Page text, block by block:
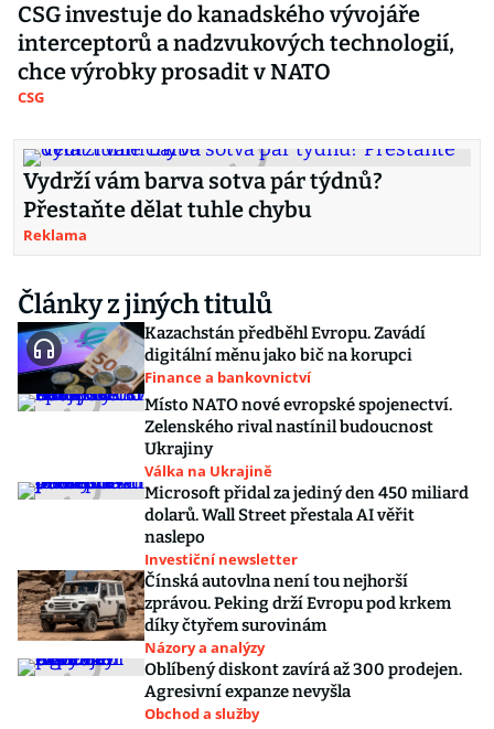
CSG investuje do kanadského vývojáře
interceptorů a nadzvukových technologií,
chce výrobky prosadit v NATO
CSG
Vydrží vám barva sotva pár týdnů?
Přestaňte dělat tuhle chybu
Reklama
Články z jiných titulů
Kazachstán předběhl Evropu. Zavádí
digitální měnu jako bič na korupci
Finance a bankovnictví
Místo NATO nové evropské spojenectví.
Zelenského rival nastínil budoucnost
Ukrajiny
Válka na Ukrajině
Microsoft přidal za jediný den 450 miliard
dolarů. Wall Street přestala AI věřit
naslepo
Investiční newsletter
Čínská autovlna není tou nejhorší
zprávou. Peking drží Evropu pod krkem
díky čtyřem surovinám
Názory a analýzy
Oblíbený diskont zavírá až 300 prodejen.
Agresivní expanze nevyšla
Obchod a služby